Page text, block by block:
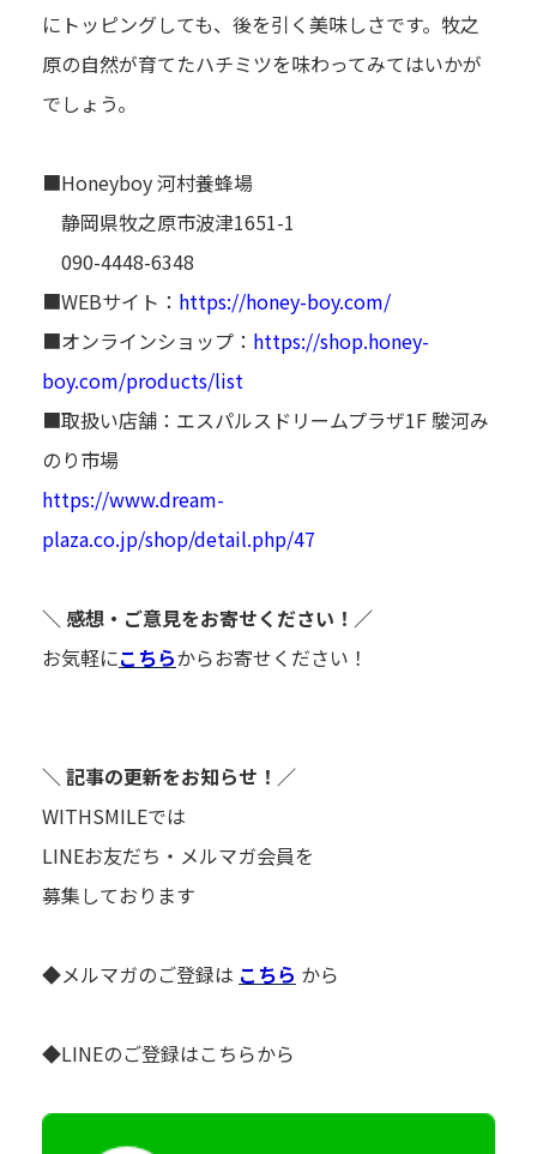
にトッピングしても、後を引く美味しさです。牧之
原の自然が育てたハチミツを味わってみてはいかが
でしょう。
■Honeyboy 河村養蜂場
静岡県牧之原市波津1651-1
090-4448-6348
■WEBサイト： https://honey-boy.com/
■オンラインショップ： https://shop.honey-
boy.com/products/list
■取扱い店舗：エスパルスドリームプラザ1F 駿河み
のり市場
https://www.dream-
plaza.co.jp/shop/detail.php/47
＼ 感想・ご意見をお寄せください！／
お気軽にこちらからお寄せください！
＼ 記事の更新をお知らせ！／
WITHSMILEでは
LINEお友だち・メルマガ会員を
募集しております
◆メルマガのご登録は こちら から
◆LINEのご登録はこちらから